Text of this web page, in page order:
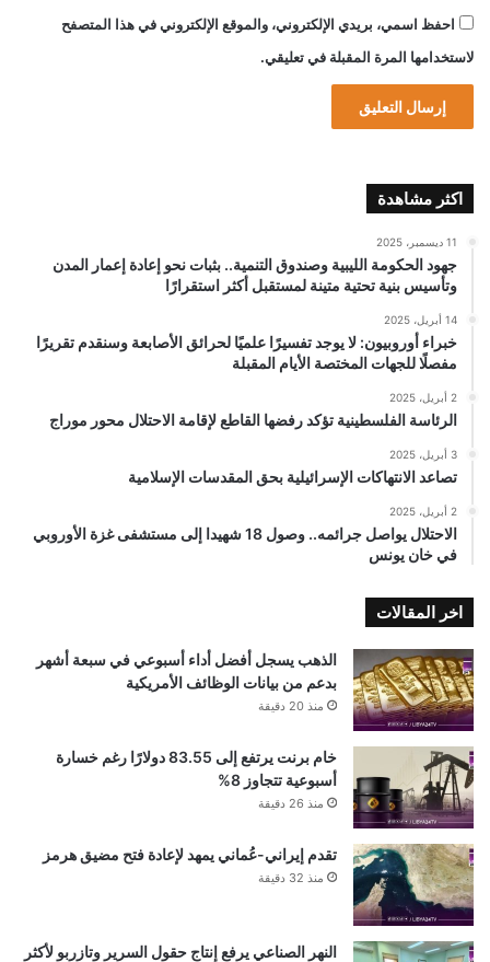
احفظ اسمي، بريدي الإلكتروني، والموقع الإلكتروني في هذا المتصفح
لاستخدامها المرة المقبلة في تعليقي.
اكثر مشاهدة
11 ديسمبر، 2025
جهود الحكومة الليبية وصندوق التنمية.. بثبات نحو إعادة إعمار المدن
وتأسيس بنية تحتية متينة لمستقبل أكثر استقرارًا
14 أبريل، 2025
خبراء أوروبيون: لا يوجد تفسيرًا علميًا لحرائق الأصابعة وسنقدم تقريرًا
مفصلًا للجهات المختصة الأيام المقبلة
2 أبريل، 2025
الرئاسة الفلسطينية تؤكد رفضها القاطع لإقامة الاحتلال محور موراج
3 أبريل، 2025
تصاعد الانتهاكات الإسرائيلية بحق المقدسات الإسلامية
2 أبريل، 2025
الاحتلال يواصل جرائمه.. وصول 18 شهيدا إلى مستشفى غزة الأوروبي
في خان يونس
اخر المقالات
الذهب يسجل أفضل أداء أسبوعي في سبعة أشهر
بدعم من بيانات الوظائف الأمريكية
منذ 20 دقيقة
خام برنت يرتفع إلى 83.55 دولارًا رغم خسارة
أسبوعية تتجاوز 8%
منذ 26 دقيقة
تقدم إيراني-عُماني يمهد لإعادة فتح مضيق هرمز
منذ 32 دقيقة
النهر الصناعي يرفع إنتاج حقول السرير وتازربو لأكثر